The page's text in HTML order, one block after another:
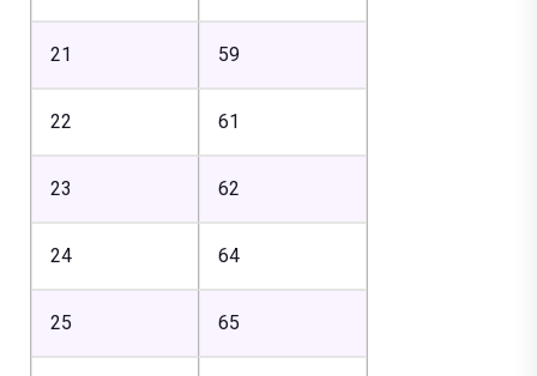
21 59
22 61
23 62
24 64
25 65